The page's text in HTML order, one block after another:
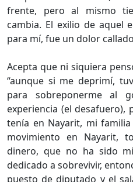
frente, pero al mismo
cambia. El exilio de aquel
para mí, fue un dolor
Acepta que ni siquiera
“aunque si me deprimí,
para sobreponerme al
experiencia (el
tenía en Nayarit, mi
movimiento en Nayarit,
dinero, que no ha sido
dedicado a sobrevivir,
puesto de diputado y el